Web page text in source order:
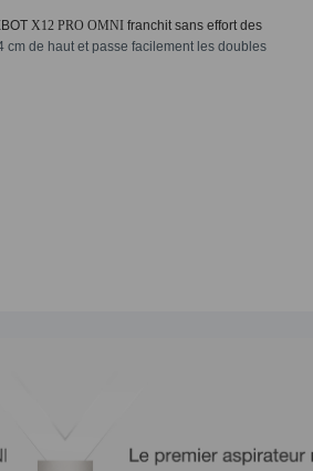
X12 PRO OMNI franchit sans effort des
cm de haut et passe facilement les doubles